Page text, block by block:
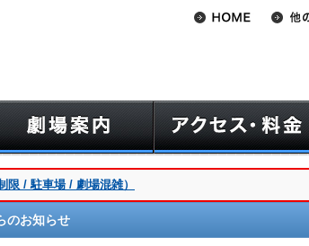
限 / 駐車場 / 劇場混雑）
のお知らせ